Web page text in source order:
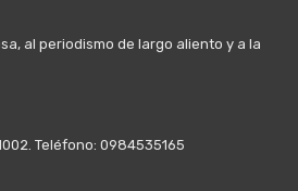
al periodismo de largo aliento y a la
Teléfono: 0984535165